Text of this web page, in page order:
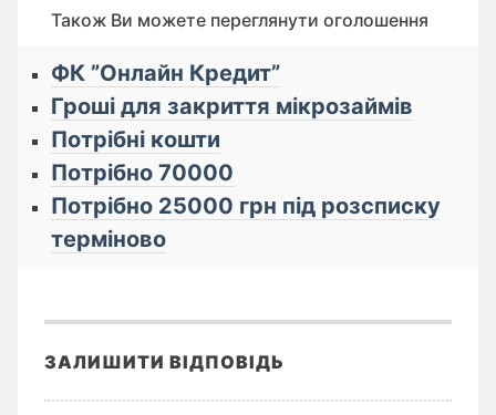
Також Ви можете переглянути оголошення
ФК ”Онлайн Кредит”
Гроші для закриття мікрозаймів
Потрібні кошти
Потрібно 70000
Потрібно 25000 грн під розсписку
терміново
ЗАЛИШИТИ ВІДПОВІДЬ